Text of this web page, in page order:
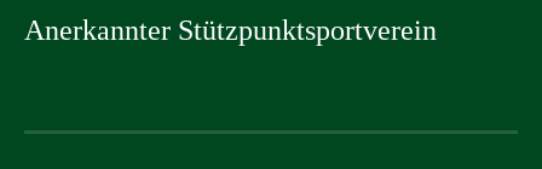
Anerkannter Stützpunktsportverein